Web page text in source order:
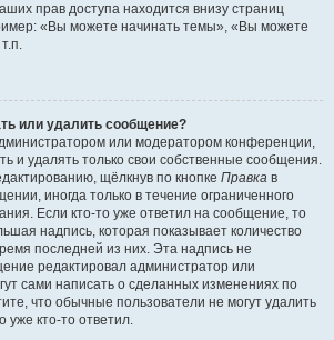
прав доступа находится внизу страниц
«Вы можете начинать темы», «Вы можете
или удалить сообщение?
или модератором конференции,
и удалять только свои собственные сообщения.
щёлкнув по кнопке Правка в
иногда только в течение ограниченного
Если кто-то уже ответил на сообщение, то
надпись, которая показывает количество
последней из них. Эта надпись не
редактировал администратор или
сами написать о сделанных изменениях по
что обычные пользователи не могут удалить
уже кто-то ответил.